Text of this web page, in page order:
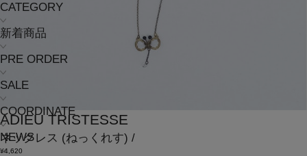
CATEGORY
新着商品
PRE ORDER
SALE
COORDINATE
NEWS
ADIEU TRISTESSE
ネックレス (ねっくれす) /
¥4,620